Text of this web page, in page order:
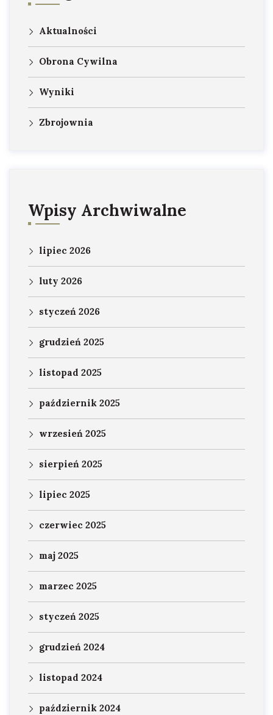
Aktualności
Obrona Cywilna
Wyniki
Zbrojownia
Wpisy Archwiwalne
lipiec 2026
luty 2026
styczeń 2026
grudzień 2025
listopad 2025
październik 2025
wrzesień 2025
sierpień 2025
lipiec 2025
czerwiec 2025
maj 2025
marzec 2025
styczeń 2025
grudzień 2024
listopad 2024
październik 2024